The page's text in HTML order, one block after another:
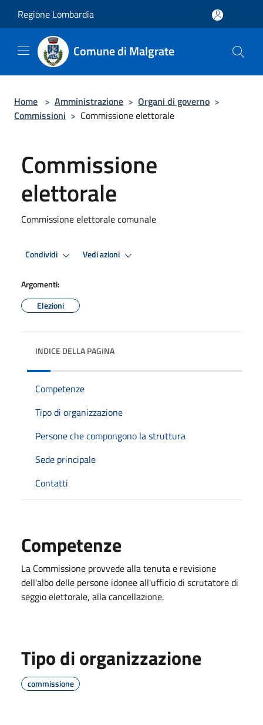
Regione Lombardia
Comune di Malgrate
Home > Amministrazione > Organi di governo >
Commissioni > Commissione elettorale
Commissione
elettorale
Commissione elettorale comunale
Condividi Vedi azioni
Argomenti:
Elezioni
INDICE DELLA PAGINA
Competenze
Tipo di organizzazione
Persone che compongono la struttura
Sede principale
Contatti
Competenze
La Commissione provvede alla tenuta e revisione
dell'albo delle persone idonee all'ufficio di scrutatore di
seggio elettorale, alla cancellazione.
Tipo di organizzazione
commissione